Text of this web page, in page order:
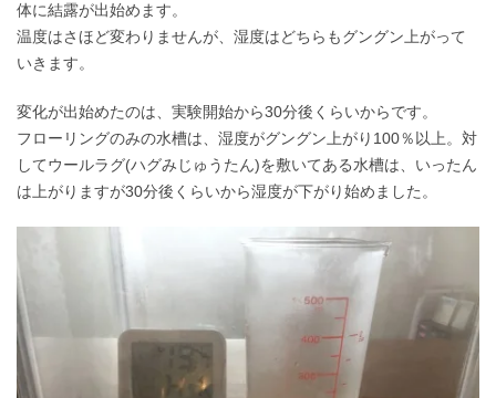
体に結露が出始めます。
温度はさほど変わりませんが、湿度はどちらもグングン上がって
いきます。
変化が出始めたのは、実験開始から30分後くらいからです。
フローリングのみの水槽は、湿度がグングン上がり100％以上。対
してウールラグ(ハグみじゅうたん)を敷いてある水槽は、いったん
は上がりますが30分後くらいから湿度が下がり始めました。